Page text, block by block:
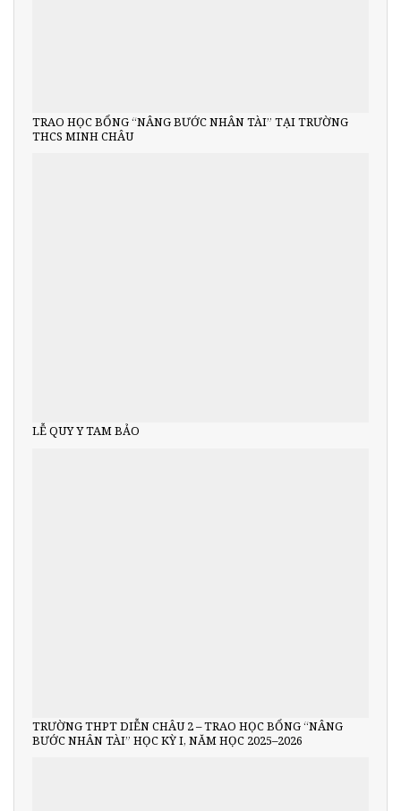
TRAO HỌC BỔNG “NÂNG BƯỚC NHÂN TÀI” TẠI TRƯỜNG
THCS MINH CHÂU
LỄ QUY Y TAM BẢO
TRƯỜNG THPT DIỄN CHÂU 2 – TRAO HỌC BỔNG “NÂNG
BƯỚC NHÂN TÀI” HỌC KỲ I, NĂM HỌC 2025–2026